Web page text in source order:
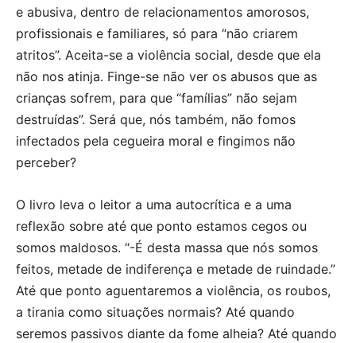
e abusiva, dentro de relacionamentos amorosos,
profissionais e familiares, só para “não criarem
atritos”. Aceita-se a violência social, desde que ela
não nos atinja. Finge-se não ver os abusos que as
crianças sofrem, para que “famílias” não sejam
destruídas”. Será que, nós também, não fomos
infectados pela cegueira moral e fingimos não
perceber?
O livro leva o leitor a uma autocrítica e a uma
reflexão sobre até que ponto estamos cegos ou
somos maldosos. “-É desta massa que nós somos
feitos, metade de indiferença e metade de ruindade.”
Até que ponto aguentaremos a violência, os roubos,
a tirania como situações normais? Até quando
seremos passivos diante da fome alheia? Até quando